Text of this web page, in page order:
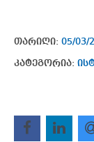
თარიღი: 05/03/
კატეგორია: